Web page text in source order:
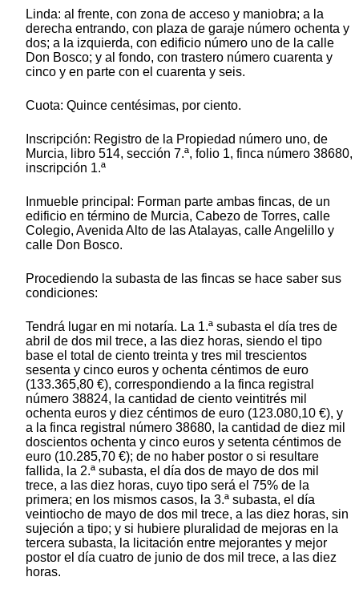
Linda: al frente, con zona de acceso y maniobra; a la
derecha entrando, con plaza de garaje número ochenta y
dos; a la izquierda, con edificio número uno de la calle
Don Bosco; y al fondo, con trastero número cuarenta y
cinco y en parte con el cuarenta y seis.
Cuota: Quince centésimas, por ciento.
Inscripción: Registro de la Propiedad número uno, de
Murcia, libro 514, sección 7.ª, folio 1, finca número 38680,
inscripción 1.ª
Inmueble principal: Forman parte ambas fincas, de un
edificio en término de Murcia, Cabezo de Torres, calle
Colegio, Avenida Alto de las Atalayas, calle Angelillo y
calle Don Bosco.
Procediendo la subasta de las fincas se hace saber sus
condiciones:
Tendrá lugar en mi notaría. La 1.ª subasta el día tres de
abril de dos mil trece, a las diez horas, siendo el tipo
base el total de ciento treinta y tres mil trescientos
sesenta y cinco euros y ochenta céntimos de euro
(133.365,80 €), correspondiendo a la finca registral
número 38824, la cantidad de ciento veintitrés mil
ochenta euros y diez céntimos de euro (123.080,10 €), y
a la finca registral número 38680, la cantidad de diez mil
doscientos ochenta y cinco euros y setenta céntimos de
euro (10.285,70 €); de no haber postor o si resultare
fallida, la 2.ª subasta, el día dos de mayo de dos mil
trece, a las diez horas, cuyo tipo será el 75% de la
primera; en los mismos casos, la 3.ª subasta, el día
veintiocho de mayo de dos mil trece, a las diez horas, sin
sujeción a tipo; y si hubiere pluralidad de mejoras en la
tercera subasta, la licitación entre mejorantes y mejor
postor el día cuatro de junio de dos mil trece, a las diez
horas.